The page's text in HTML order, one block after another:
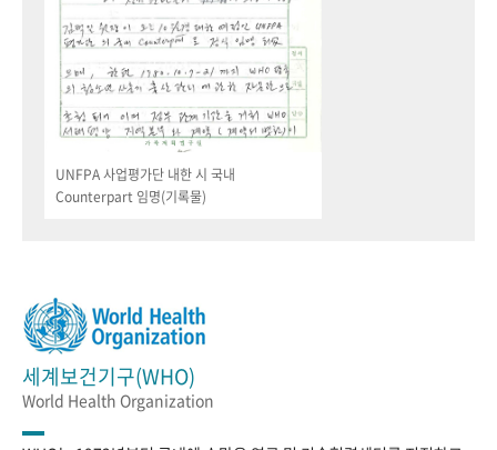
UNFPA 사업평가단 내한 시 국내
Counterpart 임명(기록물)
세계보건기구(WHO)
World Health Organization